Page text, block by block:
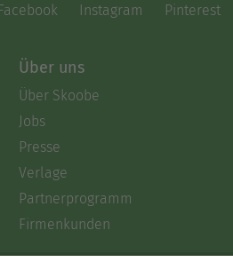
Facebook Instagram Pinterest
Über uns
Über Skoobe
Jobs
Presse
Verlage
Partnerprogramm
Firmenkunden